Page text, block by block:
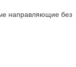
направляющие без